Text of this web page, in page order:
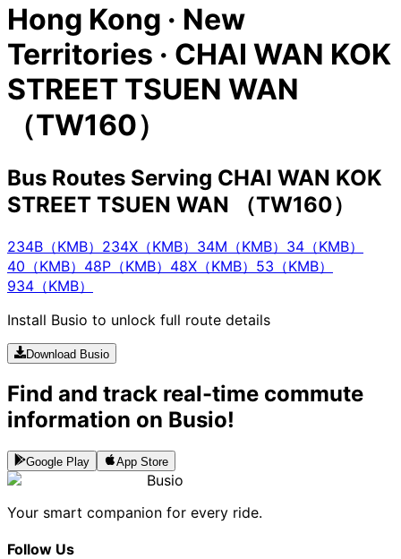
Hong Kong · New
Territories · CHAI WAN KOK
STREET TSUEN WAN
（TW160）
Bus Routes Serving CHAI WAN KOK
STREET TSUEN WAN （TW160）
234B（KMB） 234X（KMB） 34M（KMB） 34（KMB）
40（KMB） 48P（KMB） 48X（KMB） 53（KMB）
934（KMB）
Install Busio to unlock full route details
Download Busio
Find and track real-time commute
information on Busio!
Google Play App Store
Busio
Your smart companion for every ride.
Follow Us